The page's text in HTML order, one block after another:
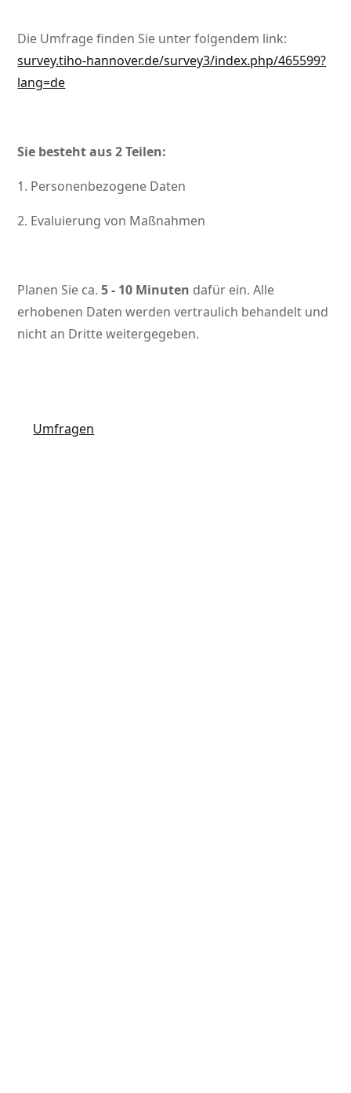
Die Umfrage finden Sie unter folgendem link:
survey.tiho-hannover.de/survey3/index.php/465599?
lang=de
Sie besteht aus 2 Teilen:
1. Personenbezogene Daten
2. Evaluierung von Maßnahmen
Planen Sie ca.5 - 10 Minuten dafür ein. Alle
erhobenen Daten werden vertraulich behandelt und
nicht an Dritte weitergegeben.
Umfragen